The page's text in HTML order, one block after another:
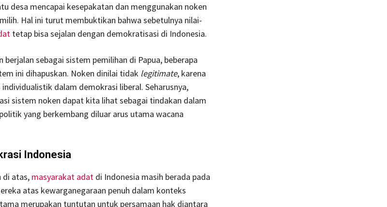
desa mencapai kesepakatan dan menggunakan noken
Hal ini turut membuktikan bahwa sebetulnya nilai-
tetap bisa sejalan dengan demokratisasi di Indonesia.
berjalan sebagai sistem pemilihan di Papua, beberapa
ini dihapuskan. Noken dinilai tidak legitimate, karena
dalam demokrasi liberal. Seharusnya,
sistem noken dapat kita lihat sebagai tindakan dalam
yang berkembang diluar arus utama wacana
Indonesia
di atas,masyarakat adat di Indonesia masih berada pada
atas kewarganegaraan penuh dalam konteks
merupakan tuntutan untuk persamaan hak diantara